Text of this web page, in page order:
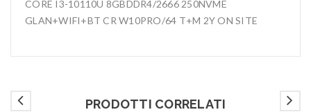
CORE I3-10110U 8GBDDR4/2666 250NVME
GLAN+WIFI+BT CR W10PRO/64 T+M 2Y ON SITE
PRODOTTI CORRELATI